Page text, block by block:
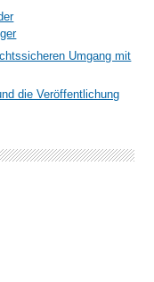
Umgang mit
die Veröffentlichung